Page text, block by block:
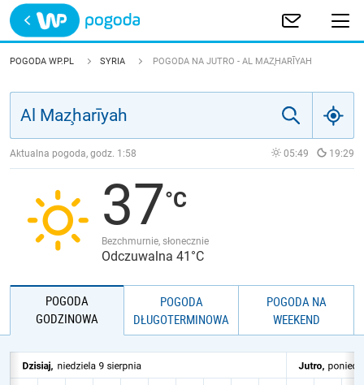
Trwa ładowanie
POLSKA
JAKOŚĆ POWIETRZA
POGODA WP.PL SYRIA POGODA NA JUTRO - AL MAZ̧HARĪYAH
Aktualna pogoda, godz. 1:58 05:49 19:29
37
Bezchmurnie, słonecznie
Odczuwalna 41°C
POGODA
GODZINOWA
POGODA
DŁUGOTERMINOWA
POGODA NA
WEEKEND